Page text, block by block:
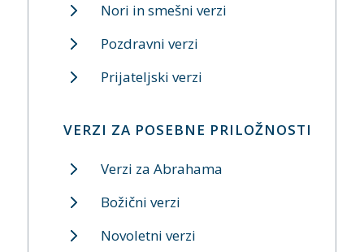
Nori in smešni verzi
Pozdravni verzi
Prijateljski verzi
VERZI ZA POSEBNE PRILOŽNOSTI
Verzi za Abrahama
Božični verzi
Novoletni verzi